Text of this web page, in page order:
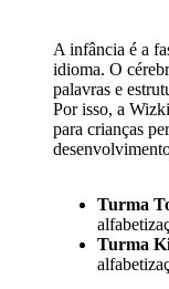
A infância é a
idioma. O
palavras e
Por isso, a
para crianças
Turma
Turma